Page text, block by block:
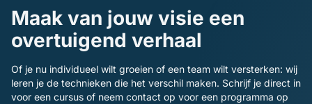
Maak van jouw visie een
overtuigend verhaal
Of je nu individueel wilt groeien of een team wilt versterken: wij
leren je de technieken die het verschil maken. Schrijf je direct in
voor een cursus of neem contact op voor een programma op